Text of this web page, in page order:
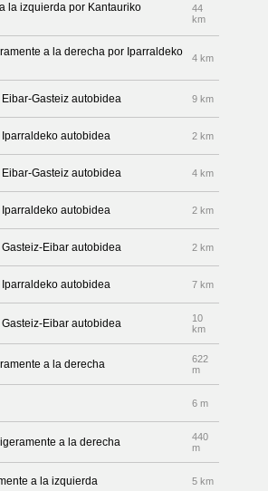
la izquierda por Kantauriko
44
km
a la derecha por Iparraldeko
4 km
Gasteiz autobidea 9 km
autobidea 2 km
Gasteiz autobidea 4 km
autobidea 2 km
Eibar autobidea 2 km
autobidea 7 km
Eibar autobidea
10
km
a la derecha
622
m
6 m
a la derecha
440
m
a la izquierda 5 km